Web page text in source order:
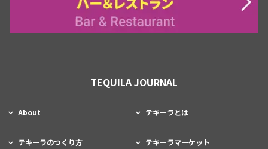
TEQUILA JOURNAL
About テキーラとは
テキーラのつくり方 テキーラマーケット